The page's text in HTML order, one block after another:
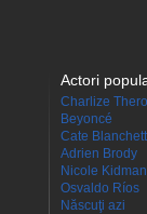
Actori
Charlize
Beyoncé
Cate Blanchett
Adrien Brody
Nicole Kidman
Osvaldo Ríos
Născuţi azi